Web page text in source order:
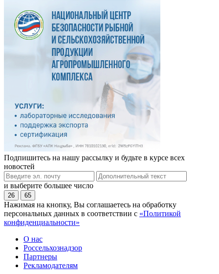
Подпишитесь на нашу рассылку и будьте в курсе всех
новостей
и выберите большее число
26 65
Нажимая на кнопку, Вы соглашаетесь на обработку
персональных данных в соответствии с «Политикой
конфиденциальности»
О нас
Россельхознадзор
Партнеры
Рекламодателям